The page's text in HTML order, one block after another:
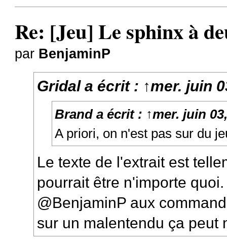
Re: [Jeu] Le sphinx à
par BenjaminP
Gridala écrit : ↑mer. juin
Branda écrit : ↑mer. juin
A priori, on n'est pas sur du
Le texte de l'extrait est
pourrait être n'importe
@BenjaminP aux
sur un malentendu ça peut